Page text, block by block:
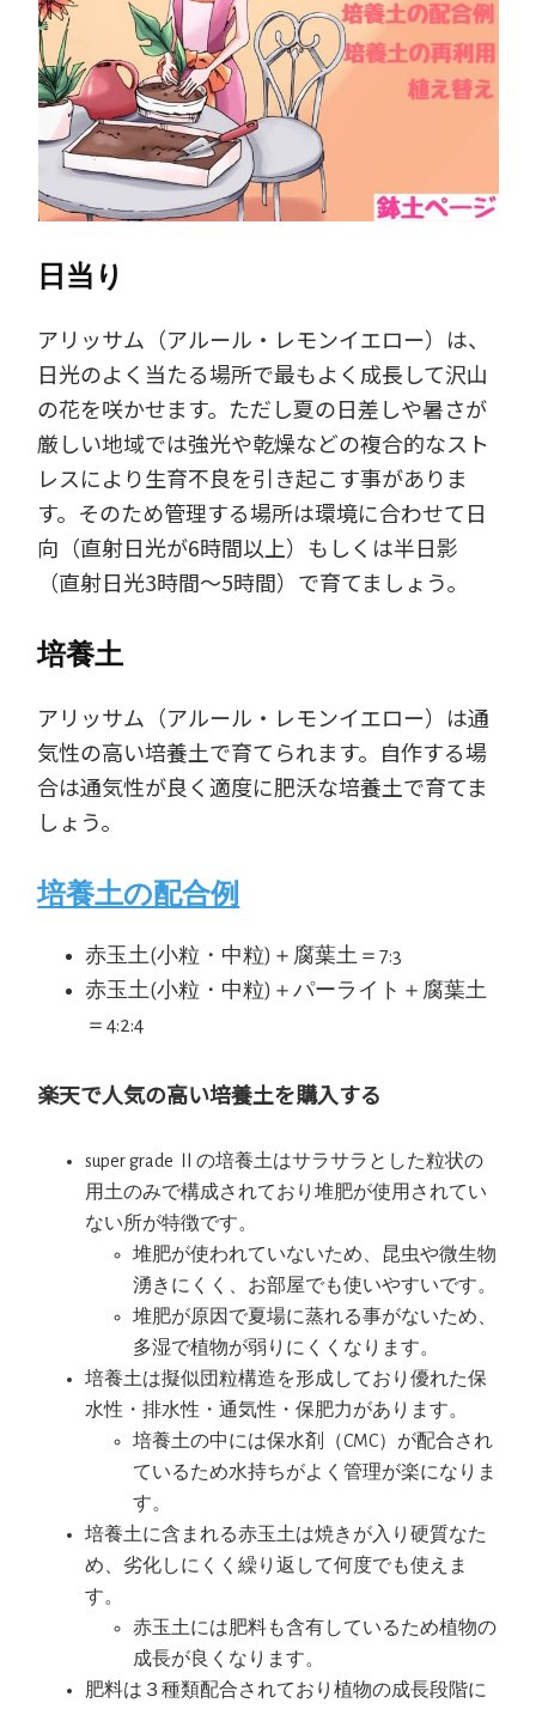
日当り
アリッサム（アルール・レモンイエロー）は、
日光のよく当たる場所で最もよく成長して沢山
の花を咲かせます。ただし夏の日差しや暑さが
厳しい地域では強光や乾燥などの複合的なスト
レスにより生育不良を引き起こす事がありま
す。そのため管理する場所は環境に合わせて日
向（直射日光が6時間以上）もしくは半日影
（直射日光3時間～5時間）で育てましょう。
培養土
アリッサム（アルール・レモンイエロー）は通
気性の高い培養土で育てられます。自作する場
合は通気性が良く適度に肥沃な培養土で育てま
しょう。
培養土の配合例
赤玉土(小粒・中粒)＋腐葉土＝7:3
赤玉土(小粒・中粒)＋パーライト＋腐葉土
＝4:2:4
楽天で人気の高い培養土を購入する
super grade Ⅱの培養土はサラサラとした粒状の
用土のみで構成されており堆肥が使用されてい
ない所が特徴です。
堆肥が使われていないため、昆虫や微生物
湧きにくく、お部屋でも使いやすいです。
堆肥が原因で夏場に蒸れる事がないため、
多湿で植物が弱りにくくなります。
培養土は擬似団粒構造を形成しており優れた保
水性・排水性・通気性・保肥力があります。
培養土の中には保水剤（CMC）が配合され
ているため水持ちがよく管理が楽になりま
す。
培養土に含まれる赤玉土は焼きが入り硬質なた
め、劣化しにくく繰り返して何度でも使えま
す。
赤玉土には肥料も含有しているため植物の
成長が良くなります。
肥料は３種類配合されており植物の成長段階に